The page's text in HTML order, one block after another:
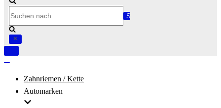
nach …
Navigation
Zahnriemen / Kette
Automarken